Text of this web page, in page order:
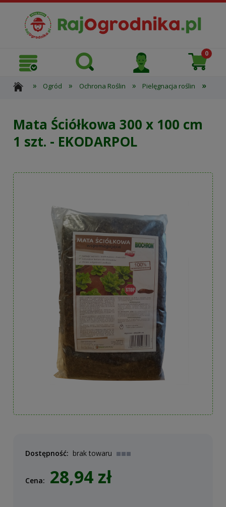
» Ogród » Ochrona Roślin » Pielęgnacja roślin »
Mata Ściółkowa 300 x 100 cm
1 szt. - EKODARPOL
Dostępność: brak towaru
Cena: 28,94 zł